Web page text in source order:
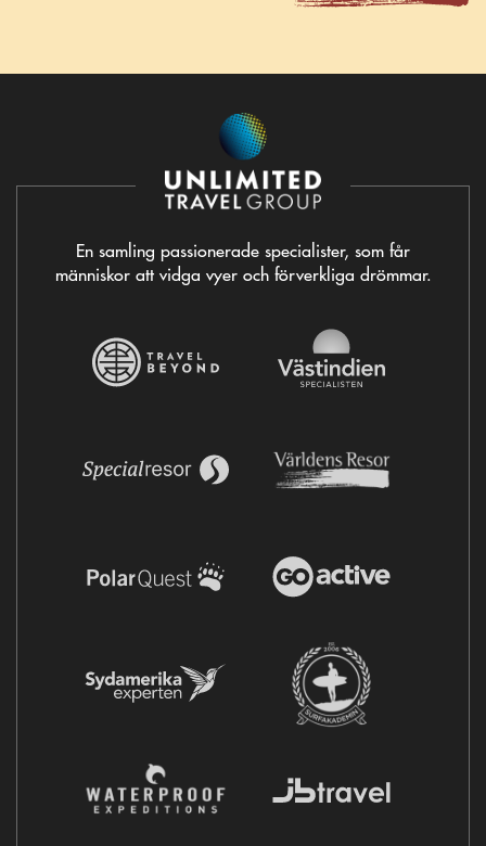
En samling passionerade specialister, som får
människor att vidga vyer och förverkliga drömmar.